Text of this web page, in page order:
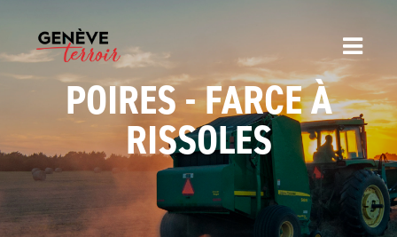
POIRES - FARCE À
RISSOLES